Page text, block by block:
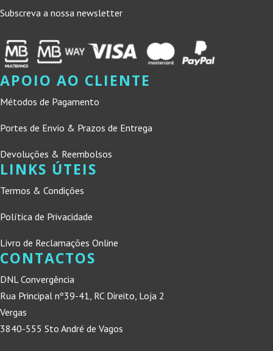
Subscreva a nossa newsletter
APOIO AO CLIENTE
Métodos de Pagamento
Portes de Envio & Prazos de Entrega
Devoluções & Reembolsos
LINKS ÚTEIS
Termos & Condições
Política de Privacidade
Livro de Reclamações Online
CONTACTOS
DNL Convergência
Rua Principal nº39-41, RC Direito, Loja 2
Vergas
3840-555 Sto André de Vagos